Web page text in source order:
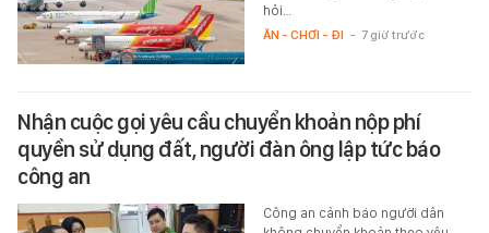
hỏi…
ĂN - CHƠI - ĐI - 7 giờ trước
Nhận cuộc gọi yêu cầu chuyển khoản nộp phí
quyền sử dụng đất, người đàn ông lập tức báo
công an
Công an cảnh báo người dân